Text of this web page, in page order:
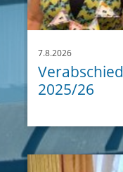
7.8.2026
2025/26